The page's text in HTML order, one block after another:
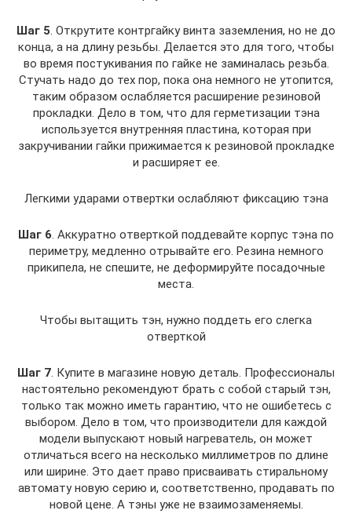
Шаг 5. Открутите контргайку винта заземления, но не до
конца, а на длину резьбы. Делается это для того, чтобы
во время постукивания по гайке не заминалась резьба.
Стучать надо до тех пор, пока она немного не утопится,
таким образом ослабляется расширение резиновой
прокладки. Дело в том, что для герметизации тэна
используется внутренняя пластина, которая при
закручивании гайки прижимается к резиновой прокладке
и расширяет ее.
Легкими ударами отвертки ослабляют фиксацию тэна
Шаг 6. Аккуратно отверткой поддевайте корпус тэна по
периметру, медленно отрывайте его. Резина немного
прикипела, не спешите, не деформируйте посадочные
места.
Чтобы вытащить тэн, нужно поддеть его слегка
отверткой
Шаг 7. Купите в магазине новую деталь. Профессионалы
настоятельно рекомендуют брать с собой старый тэн,
только так можно иметь гарантию, что не ошибетесь с
выбором. Дело в том, что производители для каждой
модели выпускают новый нагреватель, он может
отличаться всего на несколько миллиметров по длине
или ширине. Это дает право присваивать стиральному
автомату новую серию и, соответственно, продавать по
новой цене. А тэны уже не взаимозаменяемы.